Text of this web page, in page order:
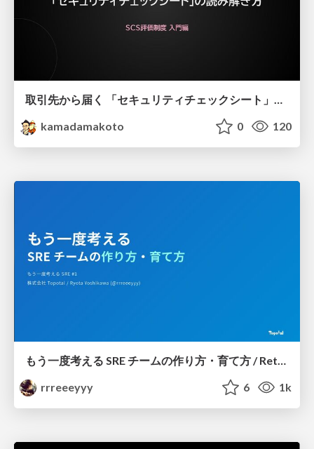
取引先から届く 「セキュリティチェックシート」の読み解き方
kamadamakoto
0 120
もう一度考える SRE チームの作り方・育て方 / Rethinking SRE #1: Building and Growing SRE Teams
rrreeeyyy
6 1k